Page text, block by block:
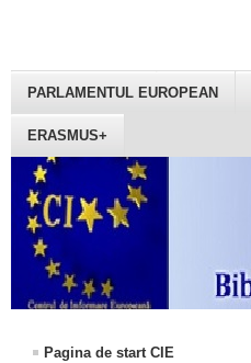
PARLAMENTUL EUROPEAN
ERASMUS+
Pagina de start CIE